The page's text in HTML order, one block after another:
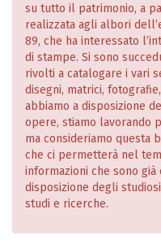
su tutto il patrimonio, a
realizzata agli albori
89, che ha interessato
di stampe. Si sono
rivolti a catalogare i vari
disegni, matrici,
abbiamo a disposizione
opere, stiamo lavorando
ma consideriamo questa
che ci permetterà nel
informazioni che sono
disposizione degli
studi e ricerche.